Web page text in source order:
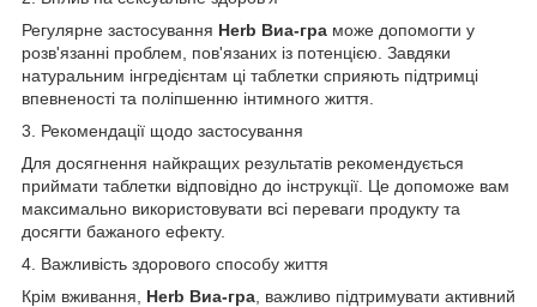
Регулярне застосування Herb Виа-гра може допомогти у
розв'язанні проблем, пов'язаних із потенцією. Завдяки
натуральним інгредієнтам ці таблетки сприяють підтримці
впевненості та поліпшенню інтимного життя.
3. Рекомендації щодо застосування
Для досягнення найкращих результатів рекомендується
приймати таблетки відповідно до інструкції. Це допоможе вам
максимально використовувати всі переваги продукту та
досягти бажаного ефекту.
4. Важливість здорового способу життя
Крім вживання, Herb Виа-гра , важливо підтримувати активний